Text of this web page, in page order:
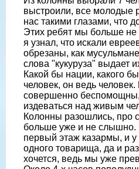
выстроили, все молодые
нас такими глазами, что
Этих ребят мы больше не
я узнал, что искали
обрезаны, как
слова "кукуруза" выдает
Какой бы нации, какого
человек, он ведь
совершенно
издеваться над живым
Колонны разошлись, про
больше уже и не слышно.
первый этаж казармы, и у
одного товарища, да и
хочется, ведь мы уже